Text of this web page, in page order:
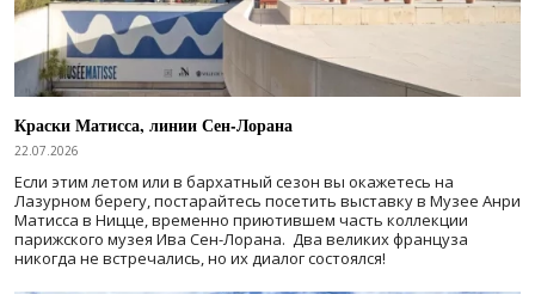
Краски Матисса, линии Сен-Лорана
22.07.2026
Если этим летом или в бархатный сезон вы окажетесь на
Лазурном берегу, постарайтесь посетить выставку в Музее Анри
Матисса в Ницце, временно приютившем часть коллекции
парижского музея Ива Сен-Лорана. Два великих француза
никогда не встречались, но их диалог состоялся!